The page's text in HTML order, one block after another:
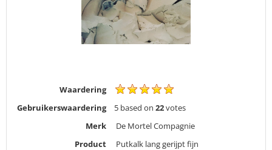
Waardering
Gebruikerswaardering
5based on 22votes
Merk
De Mortel Compagnie
Product
Putkalk lang gerijpt fijn